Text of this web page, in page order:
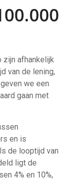
zijn afhankelijk
van de lening,
we een
gaan met
en is
de looptijd van
ligt de
4% en 10%,